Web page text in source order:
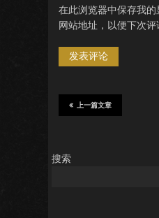
在此浏览器中保存我
网站地址，以便下次评
上一篇文章
搜索